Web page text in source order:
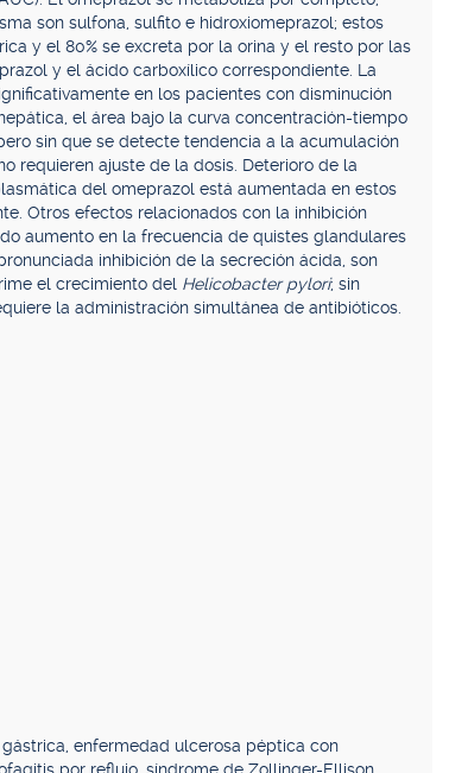
son sulfona, sulfito e hidroxiomeprazol; estos
y el 80% se excreta por la orina y el resto por las
y el ácido carboxílico correspondiente. La
en los pacientes con disminución
el área bajo la curva concentración-tiempo
sin que se detecte tendencia a la acumulación
requieren ajuste de la dosis. Deterioro de la
del omeprazol está aumentada en estos
Otros efectos relacionados con la inhibición
aumento en la frecuencia de quistes glandulares
inhibición de la secreción ácida, son
el crecimiento del Helicobacter pylori; sin
la administración simultánea de antibióticos.
enfermedad ulcerosa péptica con